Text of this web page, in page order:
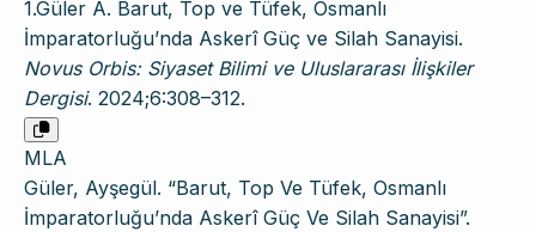
1.Güler A. Barut, Top ve Tüfek, Osmanlı
İmparatorluğu’nda Askerî Güç ve Silah Sanayisi.
Novus Orbis: Siyaset Bilimi ve Uluslararası İlişkiler
Dergisi. 2024;6:308–312.
MLA
Güler, Ayşegül. “Barut, Top Ve Tüfek, Osmanlı
İmparatorluğu’nda Askerî Güç Ve Silah Sanayisi”.